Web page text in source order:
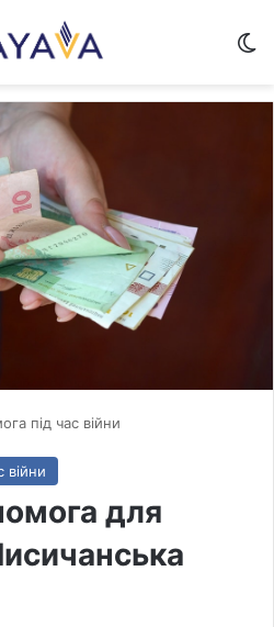
під час війни
війни
для